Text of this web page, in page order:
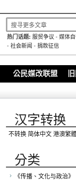
热门话题: 服贸争议 -媒体
- 社会新闻 - 捐款征信
公民媒改联盟
汉字转换
不转换 简体中文 港澳繁
分类
《传播、文化与政治》